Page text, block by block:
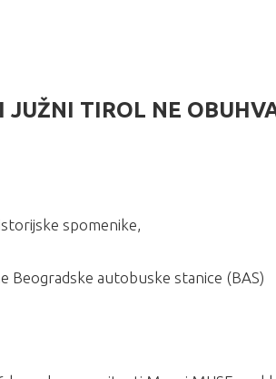
TIROL NE
spomenike,
Beogradske autobuske stanice (BAS)